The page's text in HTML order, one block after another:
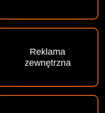
Reklama
zewnętrzna